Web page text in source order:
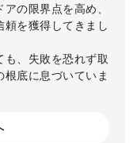
の限界点を高め、
を獲得してきまし
も、失敗を恐れず取
底に息づいていま